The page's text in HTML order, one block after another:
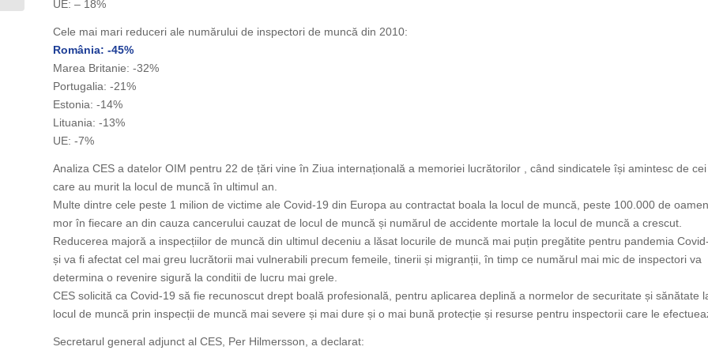
UE: – 18%
Cele mai mari reduceri ale numărului de inspectori de muncă din 2010:
România: -45%
Marea Britanie: -32%
Portugalia: -21%
Estonia: -14%
Lituania: -13%
UE: -7%
Analiza CES a datelor OIM pentru 22 de țări vine în Ziua internațională a memoriei lucrătorilor , când sindicatele își amintesc de cei
care au murit la locul de muncă în ultimul an.
Multe dintre cele peste 1 milion de victime ale Covid-19 din Europa au contractat boala la locul de muncă, peste 100.000 de
mor în fiecare an din cauza cancerului cauzat de locul de muncă și numărul de accidente mortale la locul de muncă a crescut.
Reducerea majoră a inspecțiilor de muncă din ultimul deceniu a lăsat locurile de muncă mai puțin pregătite pentru pandemia
și va fi afectat cel mai greu lucrătorii mai vulnerabili precum femeile, tinerii și migranții, în timp ce numărul mai mic de inspectori va
determina o revenire sigură la conditii de lucru mai grele.
CES solicită ca Covid-19 să fie recunoscut drept boală profesională, pentru aplicarea deplină a normelor de securitate și sănătate
locul de muncă prin inspecții de muncă mai severe și mai dure și o mai bună protecție și resurse pentru inspectorii care le
Secretarul general adjunct al CES, Per Hilmersson, a declarat: